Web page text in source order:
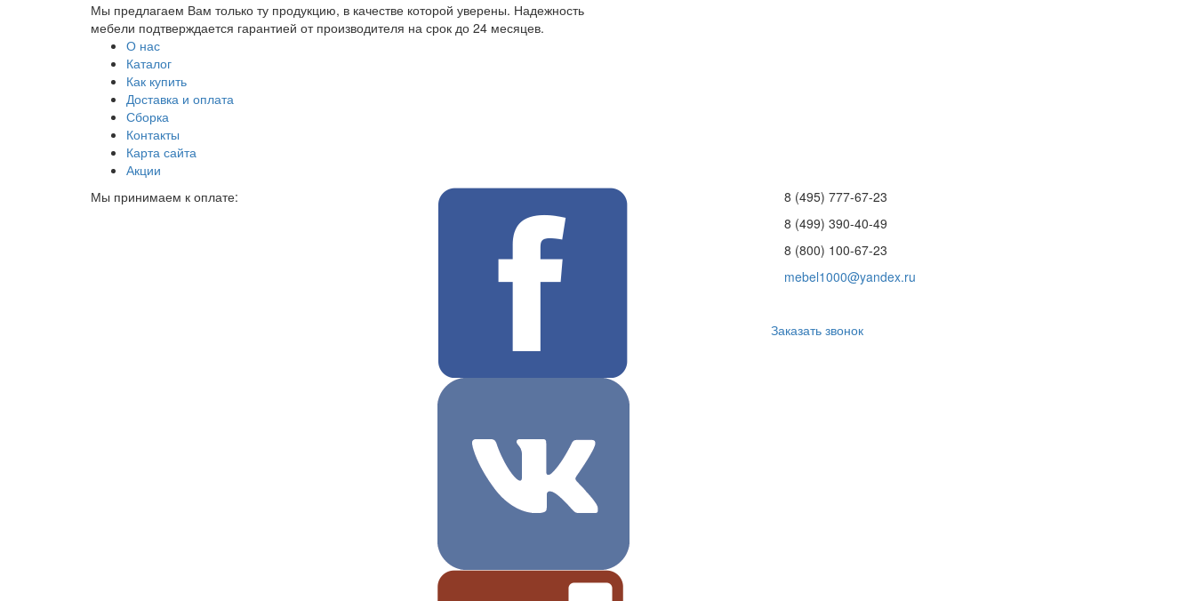
Мы предлагаем Вам только ту продукцию, в качестве которой уверены. Надежность
мебели подтверждается гарантией от производителя на срок до 24 месяцев.
О нас
Каталог
Как купить
Доставка и оплата
Сборка
Контакты
Карта сайта
Акции
Мы принимаем к оплате:
8 (495) 777-67-23
8 (499) 390-40-49
8 (800) 100-67-23
mebel1000@yandex.ru
Заказать звонок